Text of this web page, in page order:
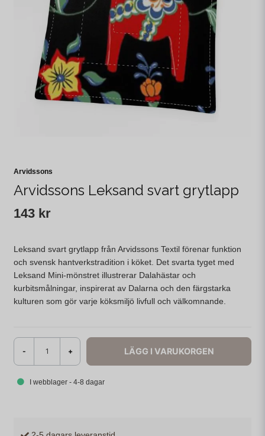
Arvidssons
Arvidssons Leksand svart grytlapp
143 kr
Leksand svart grytlapp från Arvidssons Textil förenar funktion
och svensk hantverkstradition i köket. Det svarta tyget med
Leksand Mini-mönstret illustrerar Dalahästar och
kurbitsmålningar, inspirerat av Dalarna och den färgstarka
kulturen som gör varje köksmiljö livfull och välkomnande.
- + LÄGG I VARUKORGEN
I webblager - 4-8 dagar